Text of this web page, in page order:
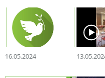
16.05.2024